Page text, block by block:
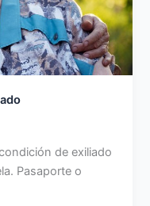
de exiliado
Pasaporte o